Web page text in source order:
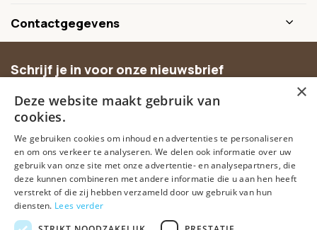
Contactgegevens
Schrijf je in voor onze nieuwsbrief
aanbiedingen.
Abonneer
×
Deze website maakt gebruik van
cookies.
We gebruiken cookies om inhoud en advertenties te personaliseren
en om ons verkeer te analyseren. We delen ook informatie over uw
gebruik van onze site met onze advertentie- en analysepartners, die
deze kunnen combineren met andere informatie die u aan hen heeft
verstrekt of die zij hebben verzameld door uw gebruik van hun
diensten. Lees verder